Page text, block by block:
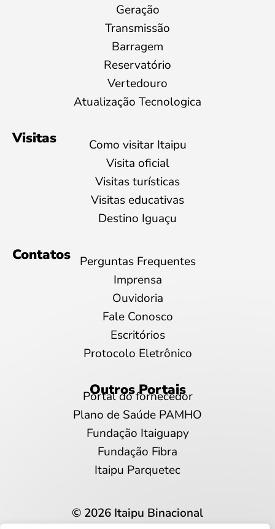
Geração
Transmissão
Barragem
Reservatório
Vertedouro
Atualização Tecnologica
Visitas
Como visitar Itaipu
Visita oficial
Visitas turísticas
Visitas educativas
Destino Iguaçu
Contatos
Perguntas Frequentes
Imprensa
Ouvidoria
Fale Conosco
Escritórios
Protocolo Eletrônico
Outros Portais
Portal do fornecedor
Plano de Saúde PAMHO
Fundação Itaiguapy
Fundação Fibra
Itaipu Parquetec
© 2026 Itaipu Binacional